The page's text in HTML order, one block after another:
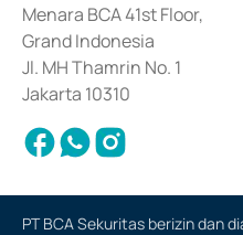
Menara BCA 41st Floor,
Grand Indonesia
Jl. MH Thamrin No. 1
Jakarta 10310
PT BCA Sekuritas berizin dan